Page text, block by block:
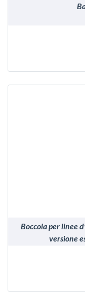
Boccola per linee
versione